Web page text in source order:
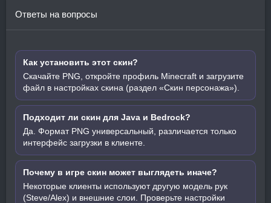
Ответы на вопросы
Как установить этот скин?
Скачайте PNG, откройте профиль Minecraft и загрузите
файл в настройках скина (раздел «Скин персонажа»).
Подходит ли скин для Java и Bedrock?
Да. Формат PNG универсальный, различается только
интерфейс загрузки в клиенте.
Почему в игре скин может выглядеть иначе?
Некоторые клиенты используют другую модель рук
(Steve/Alex) и внешние слои. Проверьте настройки